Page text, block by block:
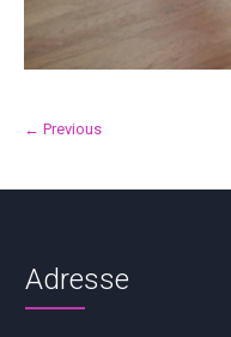
← Previous
Adresse